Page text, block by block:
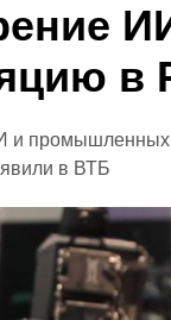
в
и промышленных
в ВТБ